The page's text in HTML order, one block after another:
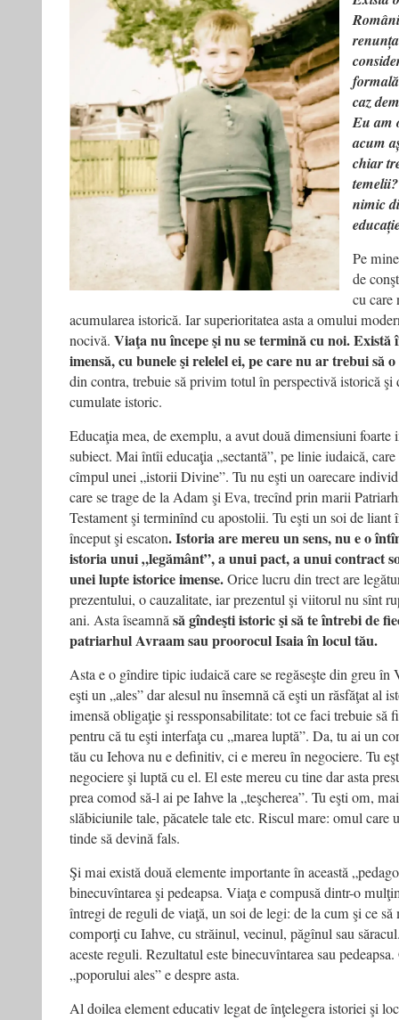
caz
Eu am
acum
chiar
nimic
Pe
de
cu care
acumularea istorică. Iar superioritatea asta a omului
nocivă. Viaţa nu începe şi nu se termină cu noi. Există
imensă, cu bunele şi relelel ei, pe care nu ar trebui să
din contra, trebuie să privim totul în perspectivă istorică şi
cumulate istoric.
Educaţia mea, de exemplu, a avut două dimensiuni foarte
subiect. Mai întîi educaţia „sectantă”, pe linie iudaică,
cîmpul unei „istorii Divine”. Tu nu eşti un oarecare
care se trage de la Adam şi Eva, trecînd prin marii
Testament şi terminînd cu apostolii. Tu eşti un soi de
început şi escaton. Istoria are mereu un sens, nu e o
istoria unui „legământ”, a unui pact, a unui contract
unei lupte istorice imense.Orice lucru din trect are
prezentului, o cauzalitate, iar prezentul şi viitorul nu sînt
ani. Asta îseamnăsă gîndeşti istoric şi să te întrebi de
patriarhul Avraam sau proorocul Isaia în locul tău.
Asta e o gîndire tipic iudaică care se regăseşte din greu în
eşti un „ales” dar alesul nu însemnă că eşti un răsfăţat al
imensă obligaţie şi ressponsabilitate: tot ce faci trebuie să
pentru că tu eşti interfaţa cu „marea luptă”. Da, tu ai un
tău cu Iehova nu e definitiv, ci e mereu în negociere. Tu
negociere şi luptă cu el. El este mereu cu tine dar asta
prea comod să-l ai pe Iahve la „teşcherea”. Tu eşti om,
slăbiciunile tale, păcatele tale etc. Riscul mare: omul
tinde să devină fals.
Şi mai există două elemente importante în această
binecuvîntarea şi pedeapsa. Viaţa e compusă dintr-o
întregi de reguli de viaţă, un soi de legi: de la cum şi ce
comporţi cu Iahve, cu străinul, vecinul, păgînul sau
aceste reguli. Rezultatul este binecuvîntarea sau
„poporului ales” e despre asta.
Al doilea element educativ legat de înţelegera istoriei şi